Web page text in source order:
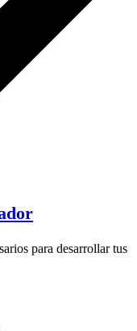
para desarrollar tus